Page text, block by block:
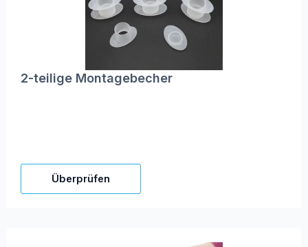
2-teilige Montagebecher
Überprüfen